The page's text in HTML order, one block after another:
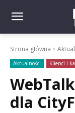
Strona główna
Aktualności Klienci i
dla